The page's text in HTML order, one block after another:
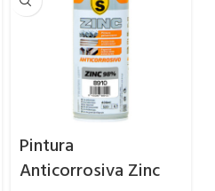
Pintura
Anticorrosiva Zinc